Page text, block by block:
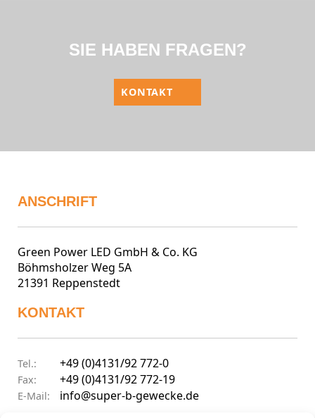
SIE HABEN FRAGEN?
KONTAKT
ANSCHRIFT
Green Power LED GmbH & Co. KG
Böhmsholzer Weg 5A
21391 Reppenstedt
KONTAKT
Tel.: +49 (0)4131/92 772-0
Fax: +49 (0)4131/92 772-19
E-Mail:
info@super-b-gewecke.de